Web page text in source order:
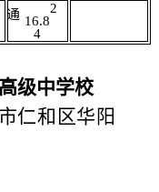
通
2
16.8
4
级中学校
仁和区华阳